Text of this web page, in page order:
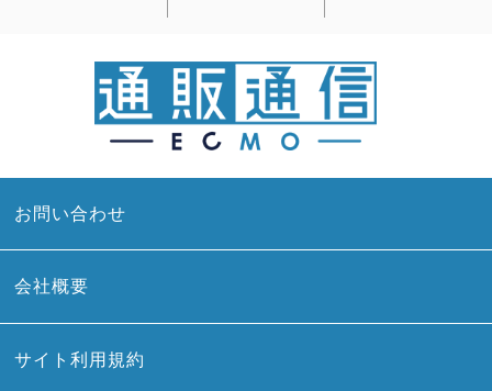
お問い合わせ
会社概要
サイト利用規約